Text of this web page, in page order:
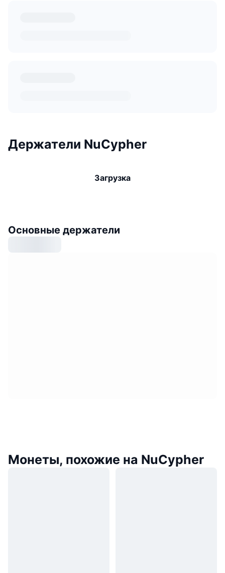
Держатели NuCypher
Загрузка
Основные держатели
Монеты, похожие на NuCypher